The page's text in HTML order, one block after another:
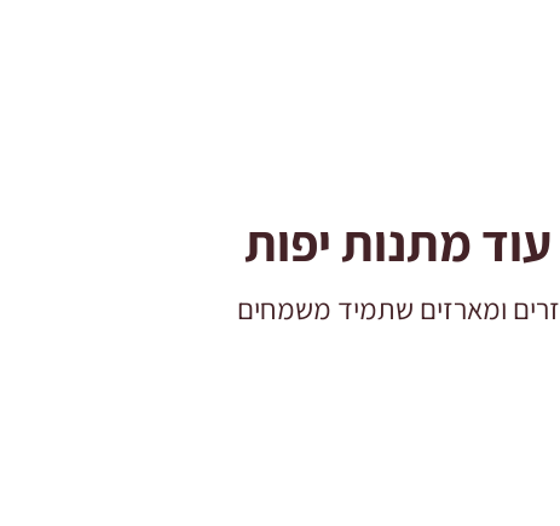
עוד מתנות יפות
זרים ומארזים שתמיד משמחים